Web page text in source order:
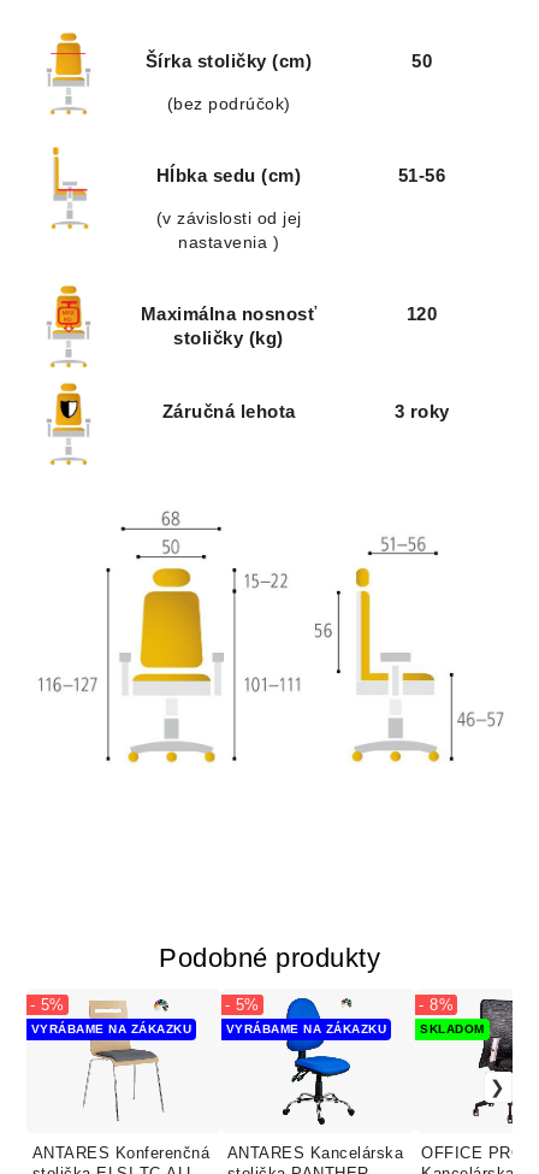
Šírka stoličky (cm)
(bez podrúčok)
50
Hĺbka sedu (cm)
(v závislosti od jej
nastavenia )
51-56
Maximálna nosnosť
stoličky (kg)
120
Záručná lehota 3 roky
Podobné produkty
ANTARES Konferenčná
VYRÁBAME NA ZÁKAZKU
- 5%
ANTARES Kancelárska
VYRÁBAME NA ZÁKAZKU
- 5%
OFFICE PRO
SKLADOM
- 8%